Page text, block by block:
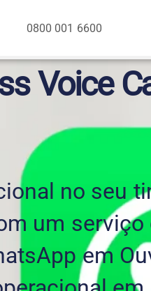
0800 001 6600
Voice
no seu
um serviço
em